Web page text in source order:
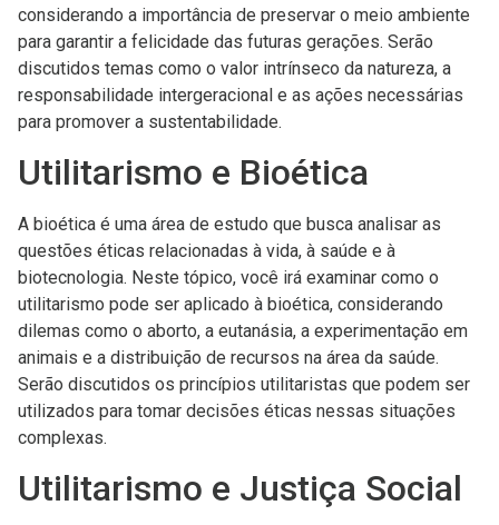
considerando a importância de preservar o meio ambiente
para garantir a felicidade das futuras gerações. Serão
discutidos temas como o valor intrínseco da natureza, a
responsabilidade intergeracional e as ações necessárias
para promover a sustentabilidade.
Utilitarismo e Bioética
A bioética é uma área de estudo que busca analisar as
questões éticas relacionadas à vida, à saúde e à
biotecnologia. Neste tópico, você irá examinar como o
utilitarismo pode ser aplicado à bioética, considerando
dilemas como o aborto, a eutanásia, a experimentação em
animais e a distribuição de recursos na área da saúde.
Serão discutidos os princípios utilitaristas que podem ser
utilizados para tomar decisões éticas nessas situações
complexas.
Utilitarismo e Justiça Social